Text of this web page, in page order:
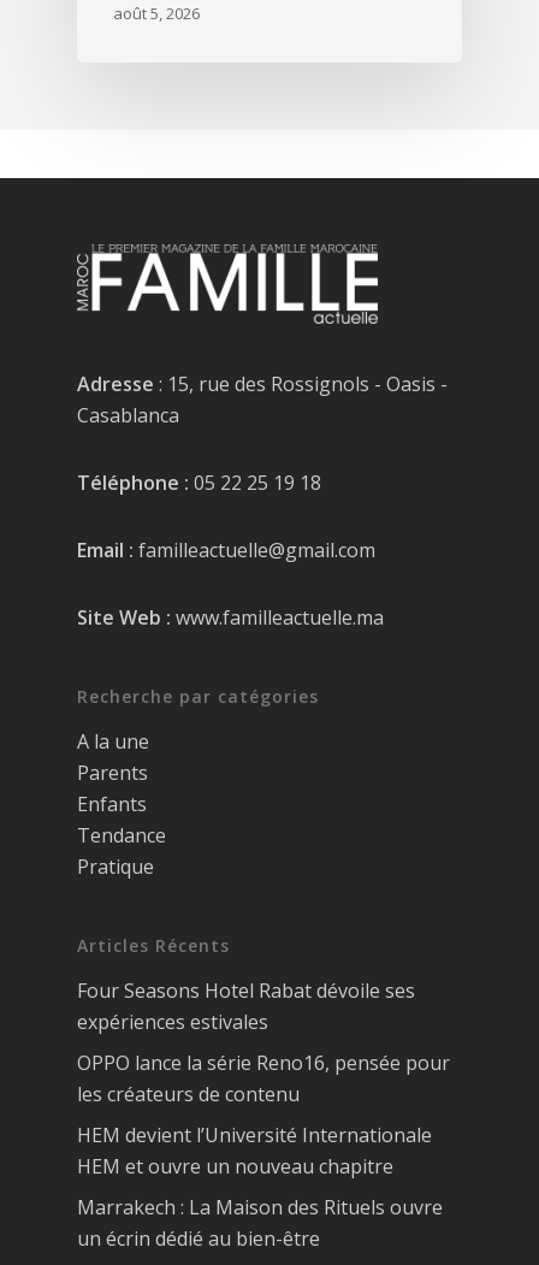
août 5, 2026
Adresse : 15, rue des Rossignols - Oasis -
Casablanca
Téléphone : 05 22 25 19 18
Email : familleactuelle@gmail.com
Site Web : www.familleactuelle.ma
Recherche par catégories
A la une
Parents
Enfants
Tendance
Pratique
Articles Récents
Four Seasons Hotel Rabat dévoile ses
expériences estivales
OPPO lance la série Reno16, pensée pour
les créateurs de contenu
HEM devient l’Université Internationale
HEM et ouvre un nouveau chapitre
Marrakech : La Maison des Rituels ouvre
un écrin dédié au bien-être